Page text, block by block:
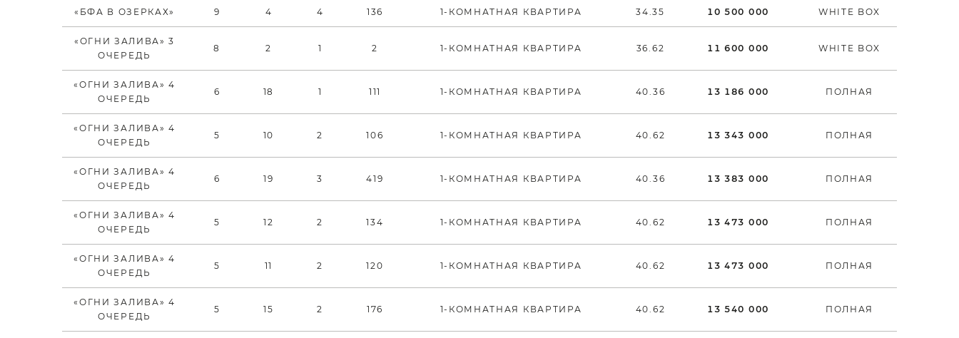
«БФА В ОЗЕРКАХ» 9 4 4 136 1-КОМНАТНАЯ КВАРТИРА 34.35 10 500 000 WHITE BOX
«ОГНИ ЗАЛИВА» 3
ОЧЕРЕДЬ
8 2 1 2 1-КОМНАТНАЯ КВАРТИРА 36.62 11 600 000 WHITE BOX
«ОГНИ ЗАЛИВА» 4
ОЧЕРЕДЬ
6 18 1 111 1-КОМНАТНАЯ КВАРТИРА 40.36 13 186 000 ПОЛНАЯ
«ОГНИ ЗАЛИВА» 4
ОЧЕРЕДЬ
5 10 2 106 1-КОМНАТНАЯ КВАРТИРА 40.62 13 343 000 ПОЛНАЯ
«ОГНИ ЗАЛИВА» 4
ОЧЕРЕДЬ
6 19 3 419 1-КОМНАТНАЯ КВАРТИРА 40.36 13 383 000 ПОЛНАЯ
«ОГНИ ЗАЛИВА» 4
ОЧЕРЕДЬ
5 12 2 134 1-КОМНАТНАЯ КВАРТИРА 40.62 13 473 000 ПОЛНАЯ
«ОГНИ ЗАЛИВА» 4
ОЧЕРЕДЬ
5 11 2 120 1-КОМНАТНАЯ КВАРТИРА 40.62 13 473 000 ПОЛНАЯ
«ОГНИ ЗАЛИВА» 4
ОЧЕРЕДЬ
5 15 2 176 1-КОМНАТНАЯ КВАРТИРА 40.62 13 540 000 ПОЛНАЯ